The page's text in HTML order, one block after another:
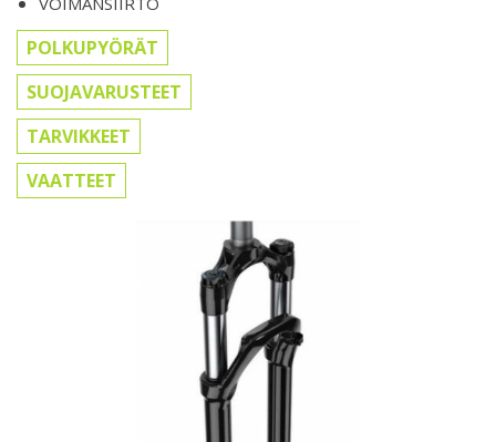
POLKUPYÖRÄT
SUOJAVARUSTEET
TARVIKKEET
VAATTEET